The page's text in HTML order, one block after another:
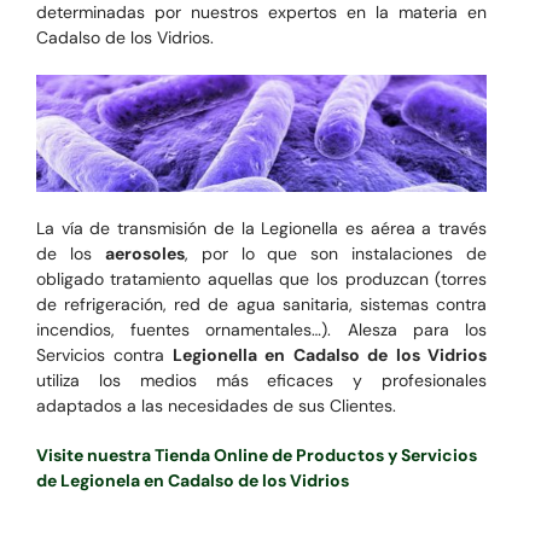
determinadas por nuestros expertos en la materia en
Cadalso de los Vidrios.
La vía de transmisión de la Legionella es aérea a través
de los aerosoles, por lo que son instalaciones de
obligado tratamiento aquellas que los produzcan (torres
de refrigeración, red de agua sanitaria, sistemas contra
incendios, fuentes ornamentales…). Alesza para los
Servicios contra Legionella en Cadalso de los Vidrios
utiliza los medios más eficaces y profesionales
adaptados a las necesidades de sus Clientes.
Visite nuestra Tienda Online de Productos y Servicios
de Legionela en Cadalso de los Vidrios